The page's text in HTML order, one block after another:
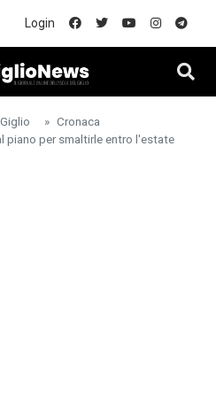
Login
Cronaca
piano per smaltirle entro l'estate